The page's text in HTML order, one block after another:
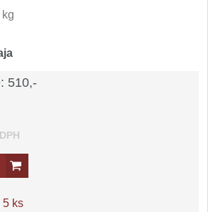
510,-
5 ks